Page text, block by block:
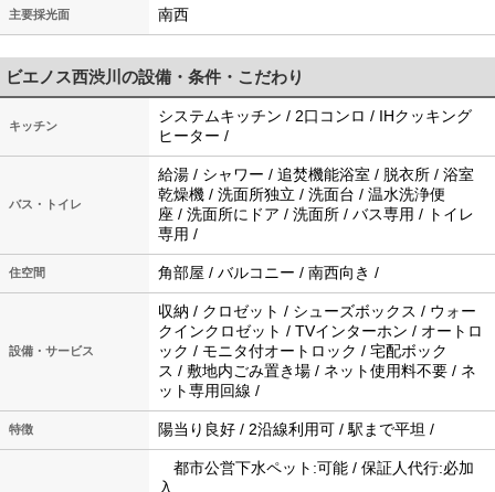
主要採光面 南西
ビエノス西渋川の設備・条件・こだわり
キッチン
システムキッチン / 2口コンロ / IHクッキング
ヒーター /
バス・トイレ
給湯 / シャワー / 追焚機能浴室 / 脱衣所 / 浴室
乾燥機 / 洗面所独立 / 洗面台 / 温水洗浄便
座 / 洗面所にドア / 洗面所 / バス専用 / トイレ
専用 /
住空間 角部屋 / バルコニー / 南西向き /
設備・サービス
収納 / クロゼット / シューズボックス / ウォー
クインクロゼット / TVインターホン / オートロ
ック / モニタ付オートロック / 宅配ボック
ス / 敷地内ごみ置き場 / ネット使用料不要 / ネ
ット専用回線 /
特徴 陽当り良好 / 2沿線利用可 / 駅まで平坦 /
都市公営下水ペット:可能 / 保証人代行:必加
入